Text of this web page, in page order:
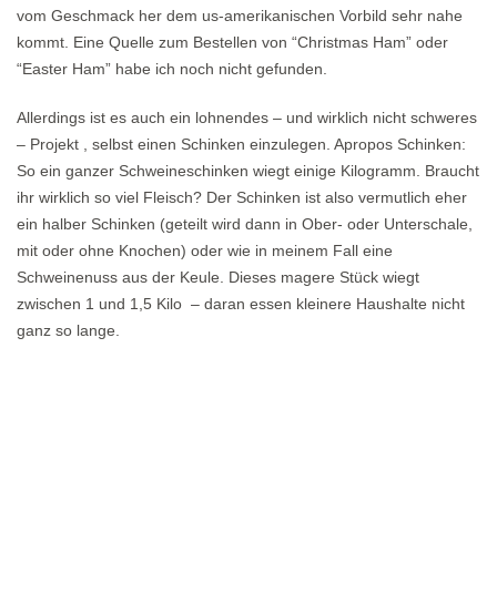
vom Geschmack her dem us-amerikanischen Vorbild sehr nahe
kommt. Eine Quelle zum Bestellen von “Christmas Ham” oder
“Easter Ham” habe ich noch nicht gefunden.
Allerdings ist es auch ein lohnendes – und wirklich nicht schweres
– Projekt , selbst einen Schinken einzulegen. Apropos Schinken:
So ein ganzer Schweineschinken wiegt einige Kilogramm. Braucht
ihr wirklich so viel Fleisch? Der Schinken ist also vermutlich eher
ein halber Schinken (geteilt wird dann in Ober- oder Unterschale,
mit oder ohne Knochen) oder wie in meinem Fall eine
Schweinenuss aus der Keule. Dieses magere Stück wiegt
zwischen 1 und 1,5 Kilo – daran essen kleinere Haushalte nicht
ganz so lange.